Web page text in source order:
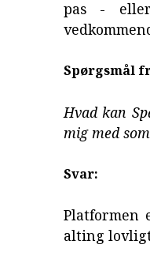
pas -
Spørgsmål
Hvad kan
mig med
Svar:
Platformen
alting